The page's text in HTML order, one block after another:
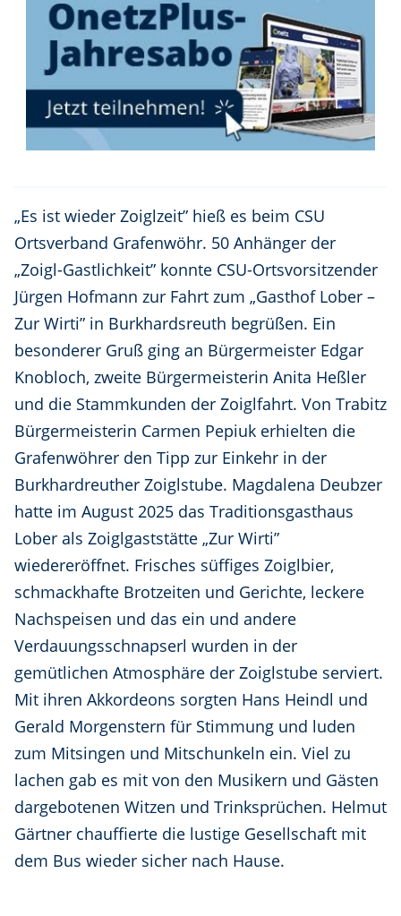
„Es ist wieder Zoiglzeit” hieß es beim CSU
Ortsverband Grafenwöhr. 50 Anhänger der
„Zoigl-Gastlichkeit” konnte CSU-Ortsvorsitzender
Jürgen Hofmann zur Fahrt zum „Gasthof Lober –
Zur Wirti” in Burkhardsreuth begrüßen. Ein
besonderer Gruß ging an Bürgermeister Edgar
Knobloch, zweite Bürgermeisterin Anita Heßler
und die Stammkunden der Zoiglfahrt. Von Trabitz
Bürgermeisterin Carmen Pepiuk erhielten die
Grafenwöhrer den Tipp zur Einkehr in der
Burkhardreuther Zoiglstube. Magdalena Deubzer
hatte im August 2025 das Traditionsgasthaus
Lober als Zoiglgaststätte „Zur Wirti”
wiedereröffnet. Frisches süffiges Zoiglbier,
schmackhafte Brotzeiten und Gerichte, leckere
Nachspeisen und das ein und andere
Verdauungsschnapserl wurden in der
gemütlichen Atmosphäre der Zoiglstube serviert.
Mit ihren Akkordeons sorgten Hans Heindl und
Gerald Morgenstern für Stimmung und luden
zum Mitsingen und Mitschunkeln ein. Viel zu
lachen gab es mit von den Musikern und Gästen
dargebotenen Witzen und Trinksprüchen. Helmut
Gärtner chauffierte die lustige Gesellschaft mit
dem Bus wieder sicher nach Hause.